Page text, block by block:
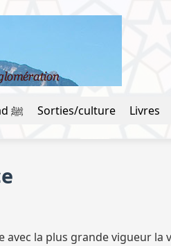
La vie du prophète Mouhammad ﷺ Sorties/culture Livres
avec la plus grande vigueur